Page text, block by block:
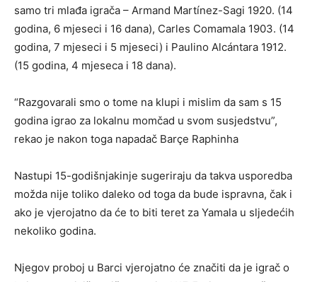
samo tri mlađa igrača – Armand Martínez-Sagi 1920. (14
godina, 6 mjeseci i 16 dana), Carles Comamala 1903. (14
godina, 7 mjeseci i 5 mjeseci) i Paulino Alcántara 1912.
(15 godina, 4 mjeseca i 18 dana).
“Razgovarali smo o tome na klupi i mislim da sam s 15
godina igrao za lokalnu momčad u svom susjedstvu”,
rekao je nakon toga napadač Barçe Raphinha
Nastupi 15-godišnjakinje sugeriraju da takva usporedba
možda nije toliko daleko od toga da bude ispravna, čak i
ako je vjerojatno da će to biti teret za Yamala u sljedećih
nekoliko godina.
Njegov proboj u Barci vjerojatno će značiti da je igrač o